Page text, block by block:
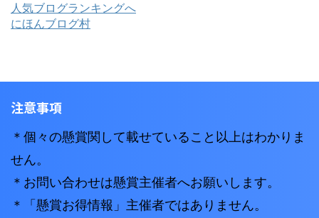
人気ブログランキングへ
にほんブログ村
注意事項
＊個々の懸賞関して載せていること以上はわかりま
せん。
＊お問い合わせは懸賞主催者へお願いします。
＊「懸賞お得情報」主催者ではありません。